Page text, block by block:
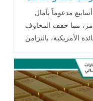
مدعوماً بآمال
مما خفف المخاوف
الأمريكية، بالتزامن